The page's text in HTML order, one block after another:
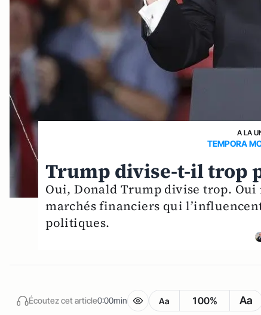
A LA
TEMPORA
Trump divise-t-il trop
Oui, Donald Trump divise trop. Oui
marchés financiers qui
politiques.
Écoutez cet article0:00min Aa 100% Aa